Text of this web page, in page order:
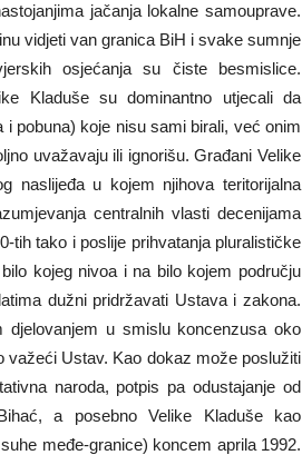
jačanja lokalne samouprave.
vidjeti van granica BiH i svake sumnje
osjećanja su čiste besmislice.
Kladuše su dominantno utjecali da
pobuna) koje nisu sami birali, već onim
uvažavaju ili ignorišu. Građani Velike
naslijeđa u kojem njihova teritorijalna
centralnih vlasti decenijama
tih tako i poslije prihvatanja pluralističke
kojeg nivoa i na bilo kojem području
dužni pridržavati Ustava i zakona.
djelovanjem u smislu koncenzusa oko
važeći Ustav. Kao dokaz može poslužiti
naroda, potpis pa odustajanje od
a posebno Velike Kladuše kao
međe-granice) koncem aprila 1992.